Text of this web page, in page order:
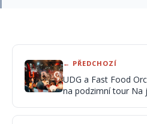
← PŘEDCHOZÍ
UDG a Fast Food
na podzimní tour Na